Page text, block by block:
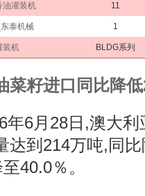
油灌装机 11
泰机械 1
装机 BLDG系列
菜籽进口同比降
年6月28日,澳大
达到214万吨,同
40.0％。